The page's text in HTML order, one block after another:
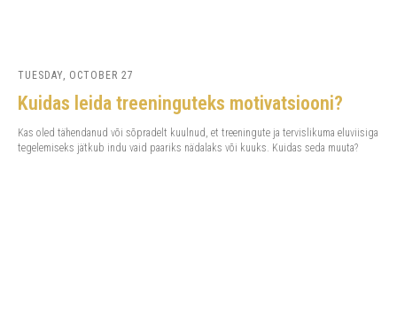
TUESDAY, OCTOBER 27
Kuidas leida treeninguteks motivatsiooni?
Kas oled tähendanud või sõpradelt kuulnud, et treeningute ja tervislikuma eluviisiga
tegelemiseks jätkub indu vaid paariks nädalaks või kuuks. Kuidas seda muuta?